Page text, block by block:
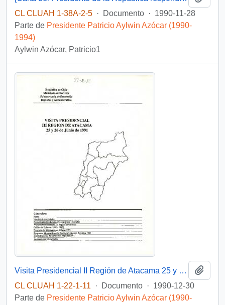
CL CLUAH 1-38A-2-5 · Documento · 1990-11-28
Parte de Presidente Patricio Aylwin Azócar (1990-
1994)
Aylwin Azócar, Patricio1
Visita Presidencial II Región de Atacama 25 y 26 de junio de 1991.
CL CLUAH 1-22-1-11
· Documento · 1990-12-30
Parte de Presidente Patricio Aylwin Azócar (1990-